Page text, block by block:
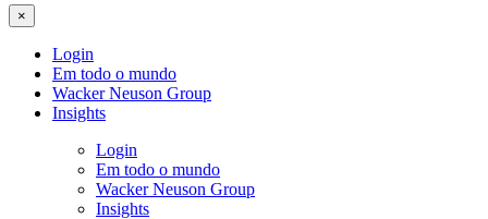
×
Login
Em todo o mundo
Wacker Neuson Group
Insights
Login
Em todo o mundo
Wacker Neuson Group
Insights